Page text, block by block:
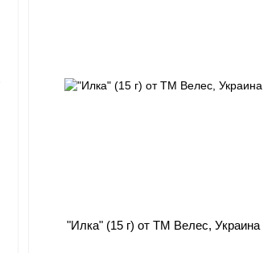
"Илка" (15 г) от ТМ Велес, Украина